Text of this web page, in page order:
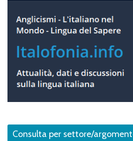
Consulta per settore/